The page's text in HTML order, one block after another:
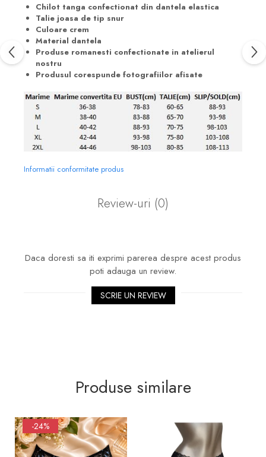
Chilot tanga confectionat din dantela elastica
Talie joasa de tip snur
Culoare crem
Material dantela
Produse romanesti confectionate in atelierul
nostru
Produsul corespunde fotografiilor afisate
Informatii conformitate produs
Review-uri (0)
Daca doresti sa iti exprimi parerea despre acest produs
poti adauga un review.
SCRIE UN REVIEW
Produse similare
-24%